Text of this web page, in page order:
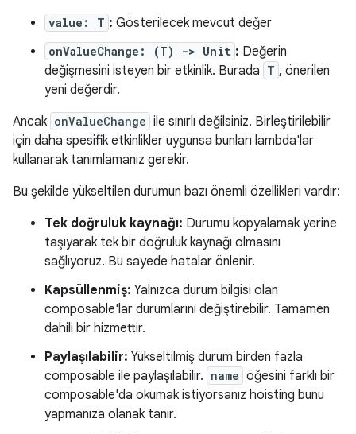
value: T : Gösterilecek mevcut değer
onValueChange: (T) -> Unit : Değerin
değişmesini isteyen bir etkinlik. Burada T , önerilen
yeni değerdir.
Ancak onValueChange ile sınırlı değilsiniz. Birleştirilebilir
için daha spesifik etkinlikler uygunsa bunları lambda'lar
kullanarak tanımlamanız gerekir.
Bu şekilde yükseltilen durumun bazı önemli özellikleri vardır:
Tek doğruluk kaynağı: Durumu kopyalamak yerine
taşıyarak tek bir doğruluk kaynağı olmasını
sağlıyoruz. Bu sayede hatalar önlenir.
Kapsüllenmiş: Yalnızca durum bilgisi olan
composable'lar durumlarını değiştirebilir. Tamamen
dahili bir hizmettir.
Paylaşılabilir: Yükseltilmiş durum birden fazla
composable ile paylaşılabilir. name öğesini farklı bir
composable'da okumak istiyorsanız hoisting bunu
yapmanıza olanak tanır.